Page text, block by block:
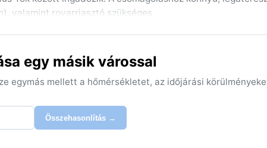
valamint rovarriasztó szükséges.
a legideálisabb, mert ilyenkor a legkevesebb az eső,
hűvösebbé válnak. A várost nem sújtják
fekvő területeken.
egy másik várossal
egymás mellett a hőmérsékletet, az időjárási
Összehasonlítás →